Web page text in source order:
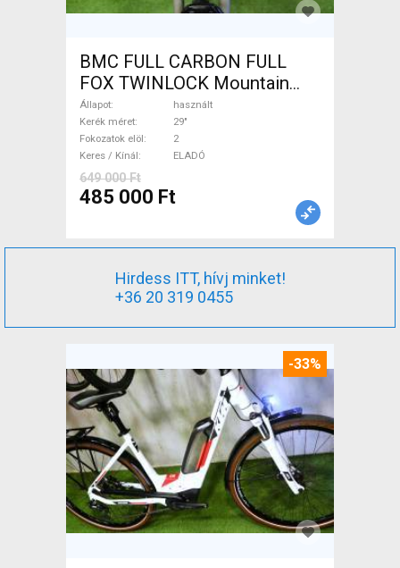
BMC FULL CARBON FULL
FOX TWINLOCK Mountain
Bike 29" össztelós / fully
használt ELADÓ
Állapot
használt
Kerék méret
29"
Fokozatok elöl
2
Keres / Kínál
ELADÓ
649 000 Ft
485 000 Ft
Hirdess ITT, hívj minket!
+36 20 319 0455
-33%